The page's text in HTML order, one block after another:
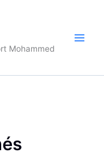
Mohammed